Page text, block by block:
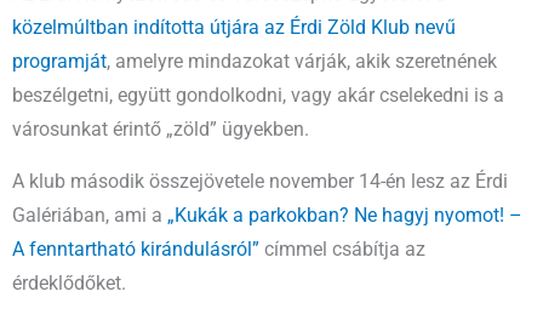
közelmúltban indította útjára az Érdi Zöld Klub nevű
programját, amelyre mindazokat várják, akik szeretnének
beszélgetni, együtt gondolkodni, vagy akár cselekedni is a
városunkat érintő „zöld” ügyekben.
A klub második összejövetele november 14-én lesz az Érdi
Galériában, ami a „Kukák a parkokban? Ne hagyj nyomot! –
A fenntartható kirándulásról” címmel csábítja az
érdeklődőket.